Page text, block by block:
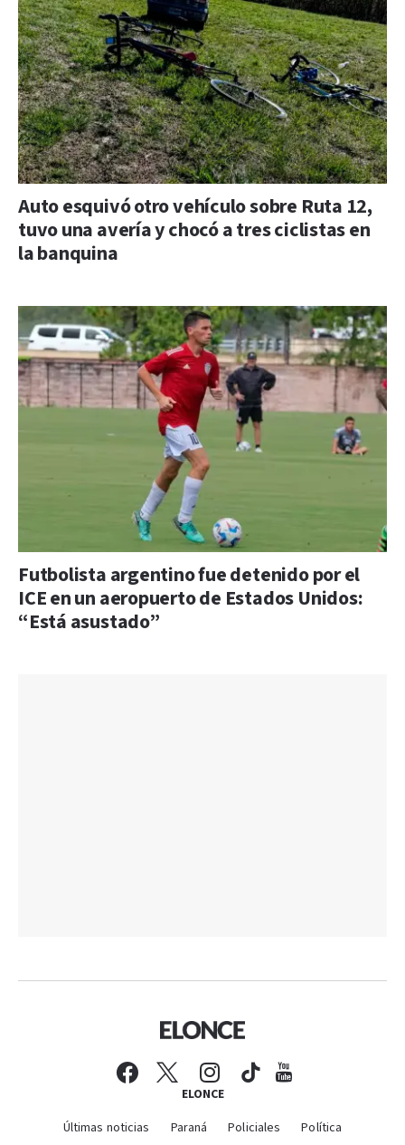
Auto esquivó otro vehículo sobre Ruta 12,
tuvo una avería y chocó a tres ciclistas en
la banquina
Futbolista argentino fue detenido por el
ICE en un aeropuerto de Estados Unidos:
“Está asustado”
ELONCE
Últimas noticias Paraná Policiales
Política